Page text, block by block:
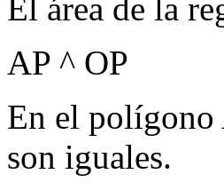
El área de la
AP ^ OP
En el polígono
son iguales.